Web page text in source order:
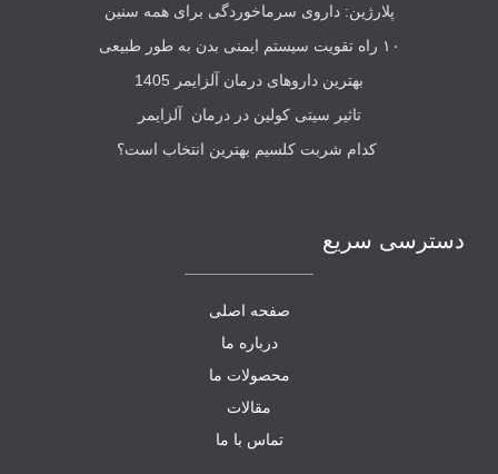
پلارژین: داروی سرماخوردگی برای همه سنین
۱۰ راه تقویت سیستم ایمنی بدن به طور طبیعی
بهترین داروهای درمان آلزایمر 1405
تاثیر سیتی کولین در درمان آلزایمر
کدام شربت کلسیم بهترین انتخاب است؟
دسترسی سریع
صفحه اصلی
درباره ما
محصولات ما
مقالات
تماس با ما